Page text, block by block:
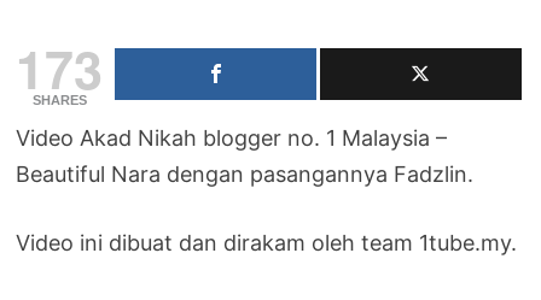
173
SHARES
Video Akad Nikah blogger no. 1 Malaysia –
Beautiful Nara dengan pasangannya Fadzlin.
Video ini dibuat dan dirakam oleh team 1tube.my.